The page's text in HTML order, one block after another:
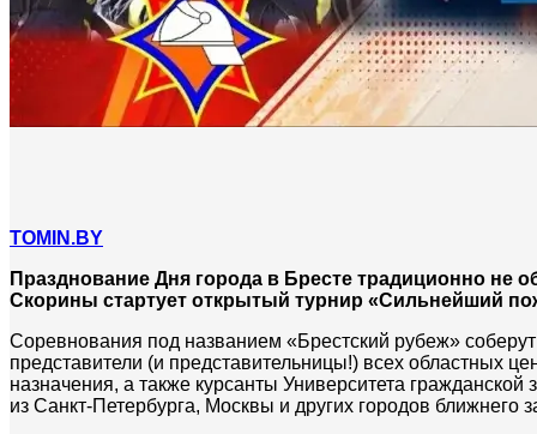
TOMIN.BY
Празднование Дня города в Бресте традиционно не
Скорины стартует открытый турнир «Сильнейший
Соревнования под названием «Брестский рубеж»
представители (и представительницы!) всех областных
назначения, а также курсанты Университета
из Санкт-Петербурга, Москвы и других городов ближнего